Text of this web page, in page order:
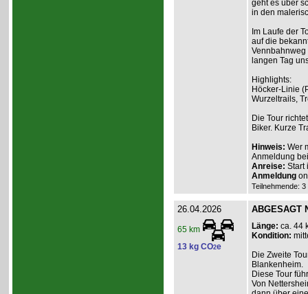
geht es über
in den
Im Laufe der
auf die
langen Tag
Highlights:
Höcker-Linie
Wurzeltrails,
Die Tour
Biker. Kurze
Hinweis: Wer
Anmeldung
Anreise: Start
Anmeldung
Teilnehmende:
26.04.2026
65 km
13 kg CO2e
ABGESAGT
Länge: ca. 44
Kondition:
Die Zweite
Blankenheim.
Diese Tour
Von